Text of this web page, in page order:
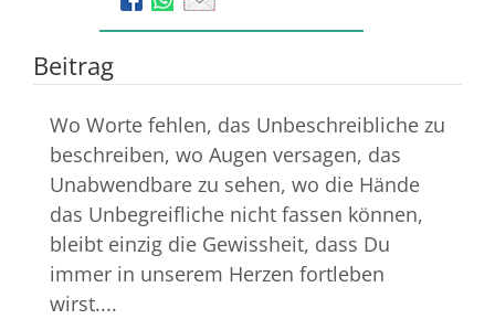
Beitrag
Wo Worte fehlen, das Unbeschreibliche zu
beschreiben, wo Augen versagen, das
Unabwendbare zu sehen, wo die Hände
das Unbegreifliche nicht fassen können,
bleibt einzig die Gewissheit, dass Du
immer in unserem Herzen fortleben
wirst....